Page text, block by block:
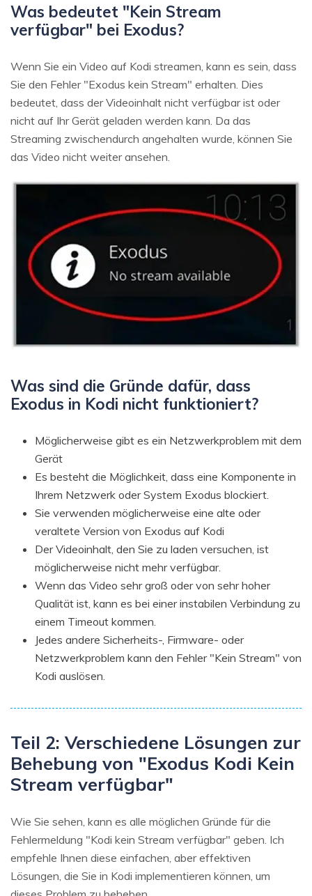
Was bedeutet "Kein Stream
verfügbar" bei Exodus?
Wenn Sie ein Video auf Kodi streamen, kann es sein, dass
Sie den Fehler "Exodus kein Stream" erhalten. Dies
bedeutet, dass der Videoinhalt nicht verfügbar ist oder
nicht auf Ihr Gerät geladen werden kann. Da das
Streaming zwischendurch angehalten wurde, können Sie
das Video nicht weiter ansehen.
Was sind die Gründe dafür, dass
Exodus in Kodi nicht funktioniert?
Möglicherweise gibt es ein Netzwerkproblem mit dem
Gerät
Es besteht die Möglichkeit, dass eine Komponente in
Ihrem Netzwerk oder System Exodus blockiert.
Sie verwenden möglicherweise eine alte oder
veraltete Version von Exodus auf Kodi
Der Videoinhalt, den Sie zu laden versuchen, ist
möglicherweise nicht mehr verfügbar.
Wenn das Video sehr groß oder von sehr hoher
Qualität ist, kann es bei einer instabilen Verbindung zu
einem Timeout kommen.
Jedes andere Sicherheits-, Firmware- oder
Netzwerkproblem kann den Fehler "Kein Stream" von
Kodi auslösen.
Teil 2: Verschiedene Lösungen zur
Behebung von "Exodus Kodi Kein
Stream verfügbar"
Wie Sie sehen, kann es alle möglichen Gründe für die
Fehlermeldung "Kodi kein Stream verfügbar" geben. Ich
empfehle Ihnen diese einfachen, aber effektiven
Lösungen, die Sie in Kodi implementieren können, um